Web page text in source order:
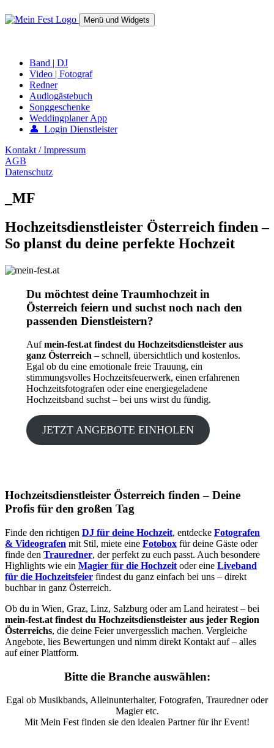
zum
Menü und Widgets
Band | DJ
Video | Fotograf
Redner
Audiogästebuch
Songgeschenke
Weddingplaner App
👤 Login Dienstleister
Kontakt / Impressum
AGB
Datenschutz
_MF
Hochzeitsdienstleister Österreich finden –
So planst du deine perfekte Hochzeit
Du möchtest deine Traumhochzeit in
Österreich feiern und suchst noch nach den
passenden Dienstleistern?
Aufmein-fest.at findest du Hochzeitsdienstleister aus
ganz Österreich– schnell, übersichtlich und kostenlos.
Egal ob du eine emotionale freie Trauung, ein
stimmungsvolles Hochzeitsfeuerwerk, einen erfahrenen
Hochzeitsfotografen oder eine energiegeladene
Hochzeitsband suchst – bei uns wirst du fündig.
JETZT ANGEBOTE EINHOLEN
Hochzeitsdienstleister Österreich finden – Deine
Profis für den großen Tag
Finde den richtigen DJ für deine Hochzeit, entdecke Fotografen
& Videografen mit Stil, miete eine Fotobox für deine Gäste oder
finde den Trauredner, der perfekt zu euch passt. Auch besondere
Highlights wie ein Magier für die Hochzeit oder eine Liveband
für die Hochzeitsfeier findest du ganz einfach bei uns – direkt
buchbar in ganz Österreich.
Ob du in Wien, Graz, Linz, Salzburg oder am Land heiratest – bei
mein-fest.at findest du Hochzeitsdienstleister aus jeder Region
Österreichs, die deine Feier unvergesslich machen. Vergleiche
Angebote, lies Bewertungen und nimm direkt Kontakt auf – alles
auf einer Plattform.
Bitte die Branche auswählen:
Egal ob Musikbands, Alleinunterhalter, Fotografen, Trauredner oder
Magier etc.
Mit Mein Fest finden sie den idealen Partner für ihr Event!